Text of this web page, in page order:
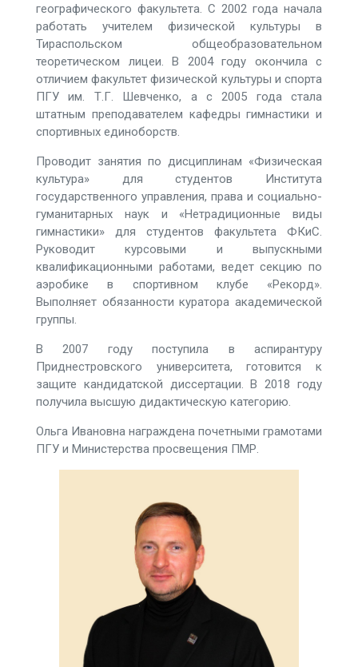
географического факультета. С 2002 года начала
работать учителем физической культуры в
Тираспольском общеобразовательном
теоретическом лицеи. В 2004 году окончила с
отличием факультет физической культуры и спорта
ПГУ им. Т.Г. Шевченко, а с 2005 года стала
штатным преподавателем кафедры гимнастики и
спортивных единоборств.
Проводит занятия по дисциплинам «Физическая
культура» для студентов Института
государственного управления, права и социально-
гуманитарных наук и «Нетрадиционные виды
гимнастики» для студентов факультета ФКиС.
Руководит курсовыми и выпускными
квалификационными работами, ведет секцию по
аэробике в спортивном клубе «Рекорд».
Выполняет обязанности куратора академической
группы.
В 2007 году поступила в аспирантуру
Приднестровского университета, готовится к
защите кандидатской диссертации. В 2018 году
получила высшую дидактическую категорию.
Ольга Ивановна награждена почетными грамотами
ПГУ и Министерства просвещения ПМР.